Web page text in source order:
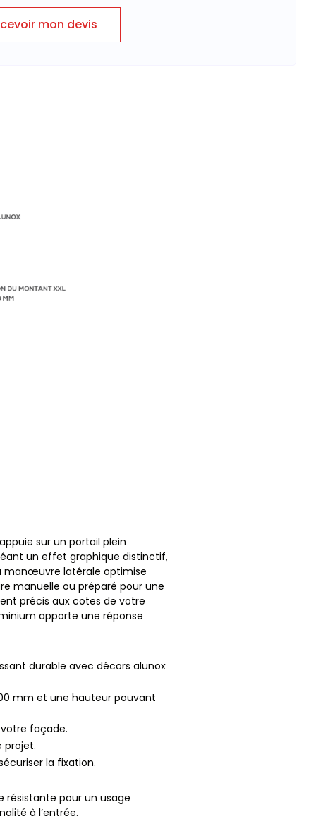
mon devis
sur un portail plein
un effet graphique distinctif,
manœuvre latérale optimise
manuelle ou préparé pour une
précis aux cotes de votre
apporte une réponse
durable avec décors alunox
mm et une hauteur pouvant
façade.
projet.
la fixation.
pour un usage
à l’entrée.